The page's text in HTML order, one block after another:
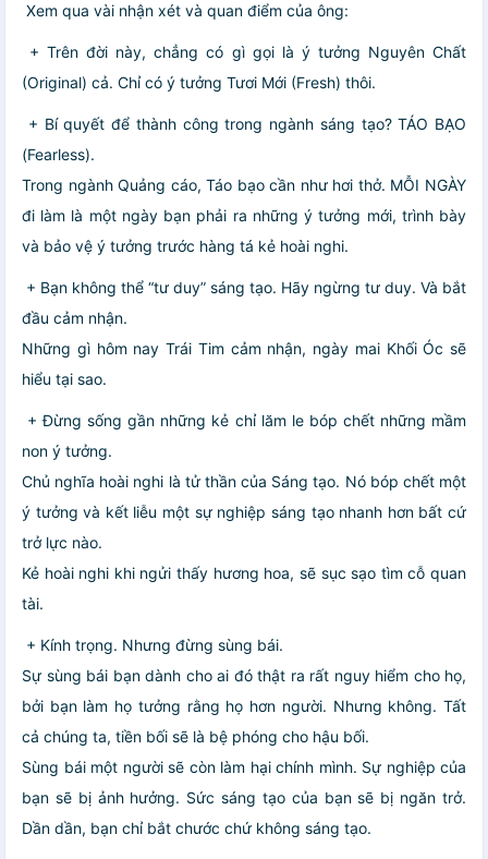
Xem qua vài nhận xét và quan điểm của ông:
+ Trên đời này, chẳng có gì gọi là ý tưởng Nguyên Chất
(Original) cả. Chỉ có ý tưởng Tươi Mới (Fresh) thôi.
+ Bí quyết để thành công trong ngành sáng tạo? TÁO BẠO
(Fearless).
Trong ngành Quảng cáo, Táo bạo cần như hơi thở. MỖI NGÀY
đi làm là một ngày bạn phải ra những ý tưởng mới, trình bày
và bảo vệ ý tưởng trước hàng tá kẻ hoài nghi.
+ Bạn không thể “tư duy” sáng tạo. Hãy ngừng tư duy. Và bắt
đầu cảm nhận.
Những gì hôm nay Trái Tim cảm nhận, ngày mai Khối Óc sẽ
hiểu tại sao.
+ Đừng sống gần những kẻ chỉ lăm le bóp chết những mầm
non ý tưởng.
Chủ nghĩa hoài nghi là tử thần của Sáng tạo. Nó bóp chết một
ý tưởng và kết liễu một sự nghiệp sáng tạo nhanh hơn bất cứ
trở lực nào.
Kẻ hoài nghi khi ngửi thấy hương hoa, sẽ sục sạo tìm cỗ quan
tài.
+ Kính trọng. Nhưng đừng sùng bái.
Sự sùng bái bạn dành cho ai đó thật ra rất nguy hiểm cho họ,
bởi bạn làm họ tưởng rằng họ hơn người. Nhưng không. Tất
cả chúng ta, tiền bối sẽ là bệ phóng cho hậu bối.
Sùng bái một người sẽ còn làm hại chính mình. Sự nghiệp của
bạn sẽ bị ảnh hưởng. Sức sáng tạo của bạn sẽ bị ngăn trở.
Dần dần, bạn chỉ bắt chước chứ không sáng tạo.